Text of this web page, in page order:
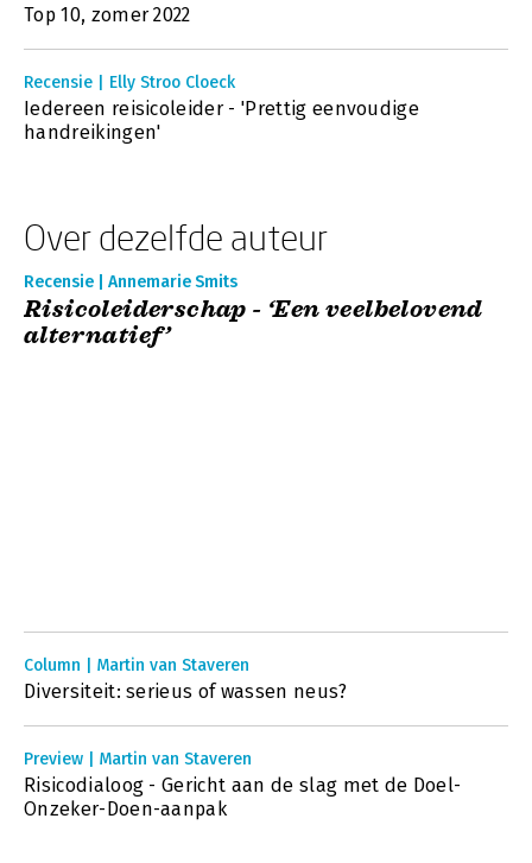
Top 10, zomer 2022
Recensie | Elly Stroo Cloeck
Iedereen reisicoleider - 'Prettig eenvoudige
handreikingen'
Over dezelfde auteur
Recensie | Annemarie Smits
Risicoleiderschap - ‘Een veelbelovend
alternatief’
Column | Martin van Staveren
Diversiteit: serieus of wassen neus?
Preview | Martin van Staveren
Risicodialoog - Gericht aan de slag met de Doel-
Onzeker-Doen-aanpak